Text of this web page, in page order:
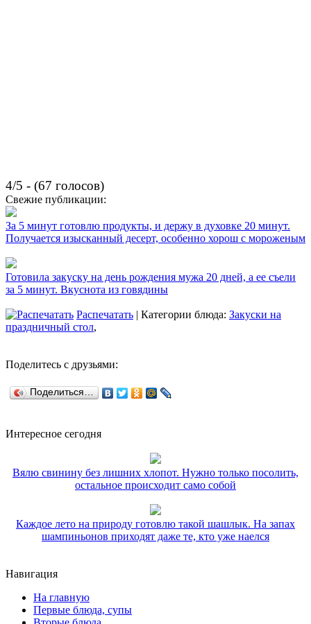
4/5 - (67 голосов)
Свежие публикации:
За 5 минут готовлю продукты, и держу в духовке 20 минут.
Получается изысканный десерт, особенно хорош с мороженым
Готовила закуску на день рождения мужа 20 дней, а ее съели
за 5 минут. Вкуснота из говядины
Распечатать | Категории блюда: Закуски на
праздничный стол,
Поделитесь с друзьями:
Поделиться…
Интересное сегодня
Вялю свинину без лишних хлопот. Нужно только посолить,
остальное происходит само собой
Каждое лето на природу готовлю такой шашлык. На запах
шампиньонов приходят даже те, кто уже наелся
Навигация
На главную
Первые блюда, супы